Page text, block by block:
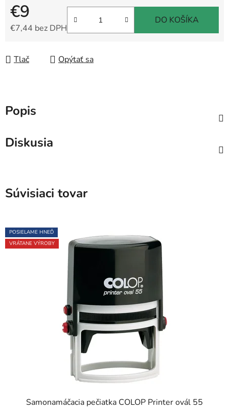
€9
€7,44 bez DPH
DO KOŠÍKA
Tlač Opýtať sa
Popis
Diskusia
Súvisiaci tovar
POSIELAME HNEĎ
VRÁTANE VÝROBY
Samonamáčacia pečiatka COLOP Printer ovál 55